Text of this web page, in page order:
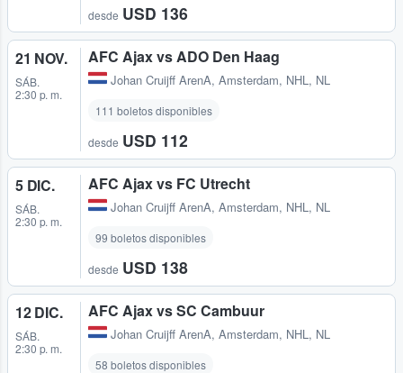
desde USD 136
21 NOV.
SÁB.
2:30 p. m.
AFC Ajax vs ADO Den Haag
Johan Cruijff ArenA, Amsterdam, NHL, NL
111 boletos disponibles
desde USD 112
5 DIC.
SÁB.
2:30 p. m.
AFC Ajax vs FC Utrecht
Johan Cruijff ArenA, Amsterdam, NHL, NL
99 boletos disponibles
desde USD 138
12 DIC.
SÁB.
2:30 p. m.
AFC Ajax vs SC Cambuur
Johan Cruijff ArenA, Amsterdam, NHL, NL
58 boletos disponibles